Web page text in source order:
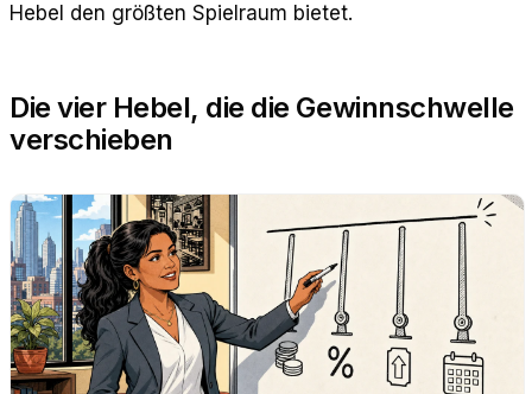
Hebel den größten Spielraum bietet.
Die vier Hebel, die die Gewinnschwelle
verschieben